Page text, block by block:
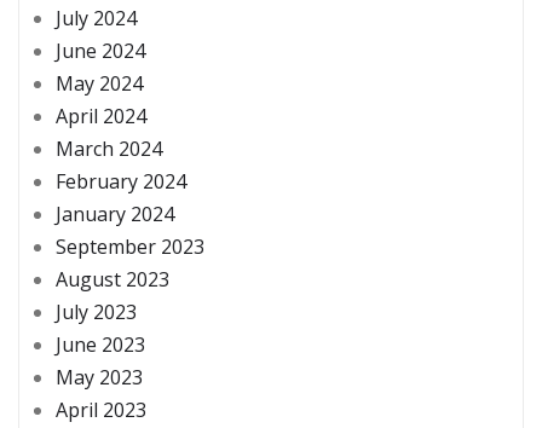
July 2024
June 2024
May 2024
April 2024
March 2024
February 2024
January 2024
September 2023
August 2023
July 2023
June 2023
May 2023
April 2023